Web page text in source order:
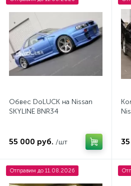
Обвес DoLUCK на Nissan
SKYLINE BNR34
55 000 руб. /шт
Отправим до 11.08.2026